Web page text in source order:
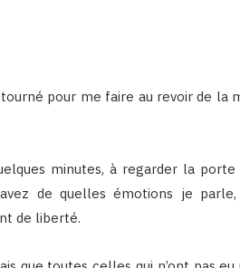
pour me faire au revoir de la
minutes, à regarder la porte
de quelles émotions je parle,
de liberté.